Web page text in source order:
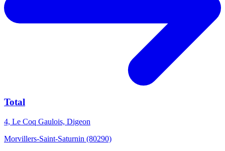
Total
4, Le Coq Gaulois, Digeon
Morvillers-Saint-Saturnin (80290)